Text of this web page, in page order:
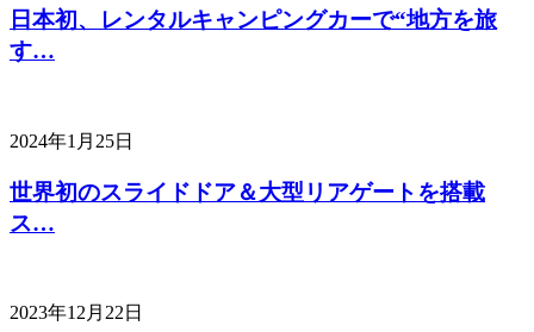
日本初、レンタルキャンピングカーで“地方を旅
す…
2024年1月25日
世界初のスライドドア＆大型リアゲートを搭載
ス…
2023年12月22日